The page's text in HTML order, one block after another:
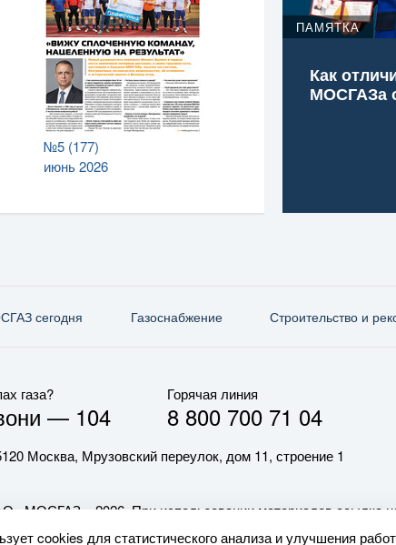
№5 (177)
июнь 2026
ПАМЯТКА
Как
МОСГАЗа
сегодня Газо­снабжение Строительство и
газа?
— 104
Горячая линия
8 800 700 71 04
Москва, Мрузовский переулок, дом 11, строение 1
«МОСГАЗ», 2026. При использовании материалов ссылка
cookies для статистического анализа и улучшения